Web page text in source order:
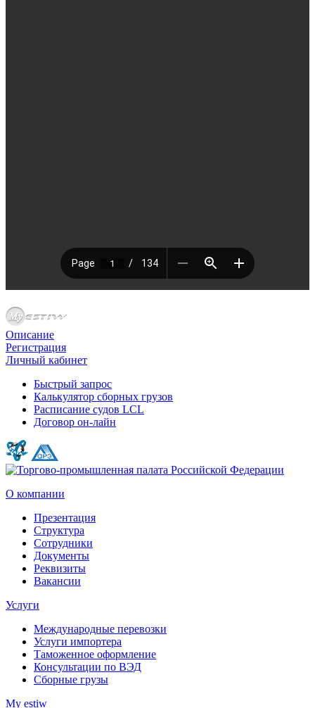
Описание
Регистрация
Личный кабинет
Быстрый запрос
Калькулятор сборных грузов
Расписание судов LCL
Договор он-лайн
О компании
Презентация
Структура
Сотрудники
Документы
Реквизиты
Вакансии
Услуги
Международные перевозки
Услуги импортера
Таможенное оформление
Консультации по ВЭД
Сборные грузы
My estiw